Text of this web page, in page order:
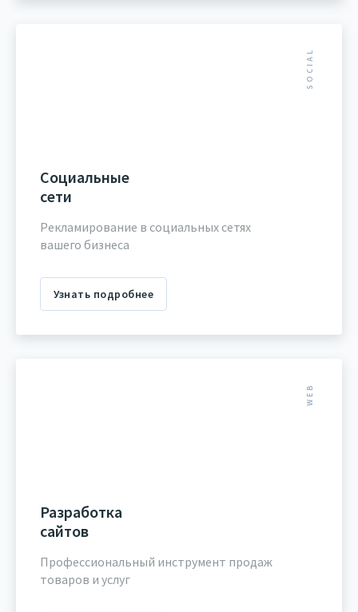
SOCIAL
Социальные
сети
Рекламирование в социальных сетях
вашего бизнеса
Узнать подробнее
WEB
Разработка
сайтов
Профессиональный инструмент продаж
товаров и услуг